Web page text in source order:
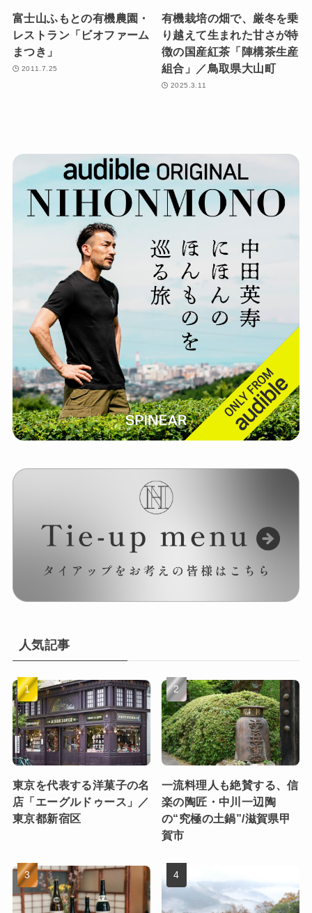
富士山ふもとの有機農園・
レストラン「ビオファーム
まつき」
2011.7.25
有機栽培の畑で、厳冬を乗
り越えて生まれた甘さが特
徴の国産紅茶「陣構茶生産
組合」／鳥取県大山町
2025.3.11
人気記事
東京を代表する洋菓子の名
店「エーグルドゥース」／
東京都新宿区
一流料理人も絶賛する、信
楽の陶匠・中川一辺陶
の“究極の土鍋”/滋賀県甲
賀市